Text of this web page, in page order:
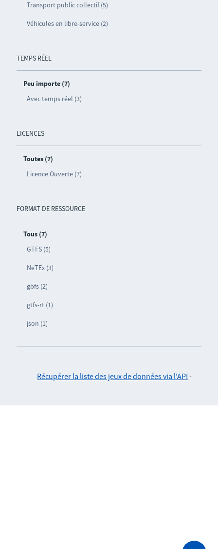
Transport public collectif (5)
Véhicules en libre-service (2)
TEMPS RÉEL
Peu importe (7)
Avec temps réel (3)
LICENCES
Toutes (7)
Licence Ouverte (7)
FORMAT DE RESSOURCE
Tous (7)
GTFS (5)
NeTEx (3)
gbfs (2)
gtfs-rt (1)
json (1)
Récupérer la liste des jeux de données via l'API -